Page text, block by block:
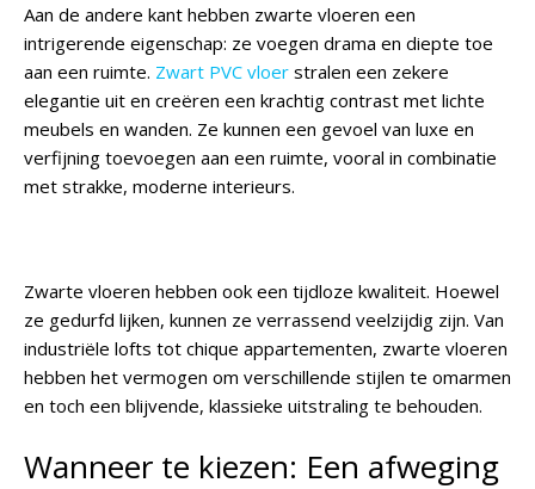
Aan de andere kant hebben zwarte vloeren een
intrigerende eigenschap: ze voegen drama en diepte toe
aan een ruimte. Zwart PVC vloer stralen een zekere
elegantie uit en creëren een krachtig contrast met lichte
meubels en wanden. Ze kunnen een gevoel van luxe en
verfijning toevoegen aan een ruimte, vooral in combinatie
met strakke, moderne interieurs.
Zwarte vloeren hebben ook een tijdloze kwaliteit. Hoewel
ze gedurfd lijken, kunnen ze verrassend veelzijdig zijn. Van
industriële lofts tot chique appartementen, zwarte vloeren
hebben het vermogen om verschillende stijlen te omarmen
en toch een blijvende, klassieke uitstraling te behouden.
Wanneer te kiezen: Een afweging